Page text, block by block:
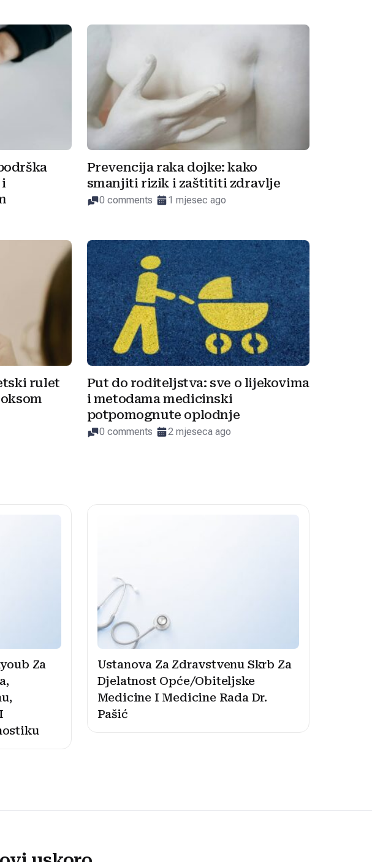
Prevencija raka dojke: kako
smanjiti rizik i zaštititi zdravlje
0 comments 1 mjesec ago
rulet
Put do roditeljstva: sve o lijekovima
i metodama medicinski
potpomognute oplodnje
0 comments 2 mjeseca ago
Za
Ustanova Za Zdravstvenu Skrb Za
Djelatnost Opće/Obiteljske
Medicine I Medicine Rada Dr.
Pašić